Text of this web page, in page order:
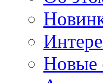
Новые